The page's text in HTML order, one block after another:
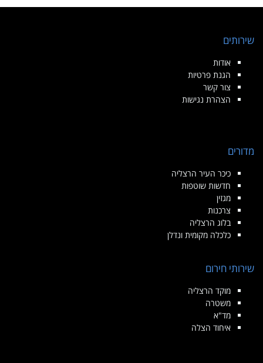
שירותים
אודות
הגנת פרטיות
צור קשר
הצהרת נגישות
מדורים
כיכר העיר הרצליה
חדשות שוטפות
מגזין
צרכנות
בלוג הרצליה
כלכלה מקומית ונדלן
שירותי חירום
מוקד הרצליה
משטרה
מד"א
איחוד הצלה